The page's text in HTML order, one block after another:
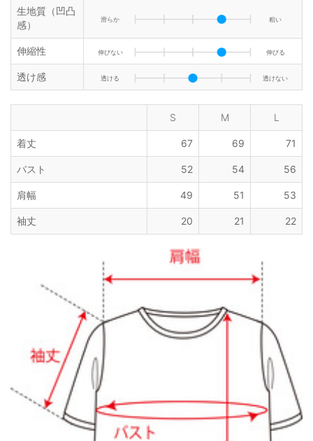
生地質（凹凸
感）
滑らか 粗い
伸縮性 伸びない 伸びる
透け感 透ける 透けない
S M L
着丈 67 69 71
バスト 52 54 56
肩幅 49 51 53
袖丈 20 21 22